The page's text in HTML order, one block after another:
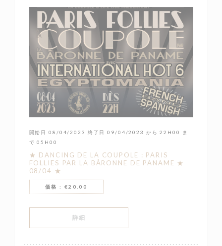
開始日 08/04/2023 終了日 09/04/2023 から 22H00 ま
で 05H00
★ DANCING DE LA COUPOLE : PARIS
FOLLIES PAR LA BÂRONNE DE PANAME ★
08/04 ★
価格 : €20.00
詳細